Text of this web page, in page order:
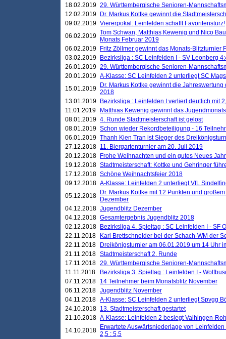
18.02.2019 29. Württembergische Senioren-
12.02.2019
Dr. Markus Kottke gewinnt die
09.02.2019 Viererpokal: Leinfelden schafft Favoritensturz!
06.02.2019 Tom Schwan, Matthias Kewenig und Nico
Monats Februar 2019
06.02.2019
Fritz Zöllmer gewinnt das Monats-Blitzturnier
03.02.2019
Bezirksliga : SC Leinfelden I - SV Leonberg
26.01.2019 29. Württembergische Senioren-
20.01.2019 A-Klasse: SC Leinfelden 2 unterliegt SC
15.01.2019
Dr. Markus Kottke gewinnt die
2018
13.01.2019
Bezirksliga : Leinfelden I verliert deutlich mit
11.01.2019
Matthias Kewenig gewinnt das
08.01.2019 4. Runde Stadtmeisterschaft ist gelost
08.01.2019 Schon wieder Rekordbeteiligung - 16
06.01.2019 Thanh Kien Tran ist Sieger des
27.12.2018 11. Biergartenturnier am 20. Juli 2019
20.12.2018
Frohe Weihnachten und ein gutes Neues
19.12.2018 Stadtmeisterschaft: Kottke und Gehringer
17.12.2018 Schöne Weihnachtsfeier 2018
09.12.2018 A-Klasse: Leinfelden 2 unterliegt VfL
05.12.2018
Dr. Markus Kottke mit 12 Punkten und
Dezember
04.12.2018 Jugendblitz Dezember
04.12.2018 Gesamtergebnis Jugendblitz 2018
02.12.2018
Bezirksliga 4. Spieltag : SC Leinfelden I - SF
22.11.2018
Karl Brettschneider bei der Schach-WM der
22.11.2018
Dreikönigsturnier am 06.01.2019 um 14 Uhr
21.11.2018 Stadtmeisterschaft 2. Runde
17.11.2018 29. Württembergische Senioren-
11.11.2018
Bezirksliga 3. Spieltag : Leinfelden I -
07.11.2018
14 Teilnehmer beim Monatsblitz November
06.11.2018 Jugendblitz November
04.11.2018 A-Klasse: SC Leinfelden 2 unterliegt Spvgg
24.10.2018 13. Stadtmeisterschaft gestartet
21.10.2018 A-Klasse: Leinfelden 2 besiegt Vaihingen-
14.10.2018
Erwartete Auswärtsniederlage von
2,5 : 5,5